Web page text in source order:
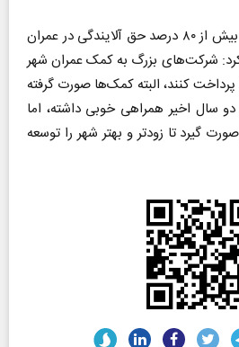
مرادحسینی با اعلام اینکه بیش از ۸۰ درصد حق آلایندگی در عمران
شرکت‌های بزرگ به کمک عمران شهر
پرداخت کنند، البته کمک‌ها صورت گرفته
سال اخیر همراهی خوبی داشته، اما
گیرد تا زودتر و بهتر شهر را توسعه